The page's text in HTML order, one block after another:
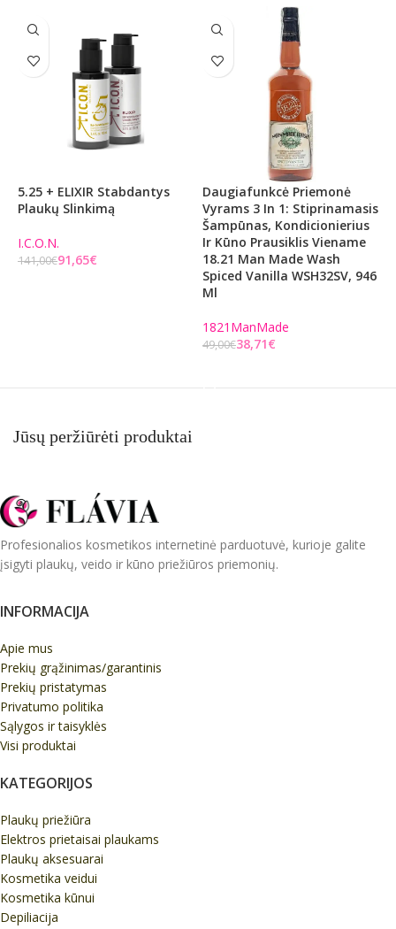
5.25 + ELIXIR Stabdantys
Plaukų Slinkimą
I.C.O.N.
141,00€91,65€
Daugiafunkcė Priemonė
Vyrams 3 In 1: Stiprinamasis
Šampūnas, Kondicionierius
Ir Kūno Prausiklis Viename
18.21 Man Made Wash
Spiced Vanilla WSH32SV, 946
Ml
1821ManMade
49,00€38,71€
Jūsų peržiūrėti produktai
Profesionalios kosmetikos internetinė parduotuvė, kurioje galite
įsigyti plaukų, veido ir kūno priežiūros priemonių.
INFORMACIJA
Apie mus
Prekių grąžinimas/garantinis
Prekių pristatymas
Privatumo politika
Sąlygos ir taisyklės
Visi produktai
KATEGORIJOS
Plaukų priežiūra
Elektros prietaisai plaukams
Plaukų aksesuarai
Kosmetika veidui
Kosmetika kūnui
Depiliacija